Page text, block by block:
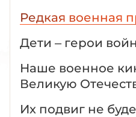
Редкая военная
Дети – герои
Наше военное
Великую
Их подвиг не